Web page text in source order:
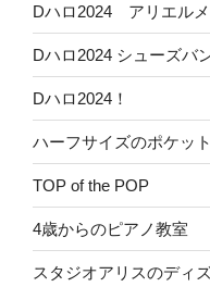
Dハロ2024 アリエル
Dハロ2024 シューズバ
Dハロ2024！
ハーフサイズのポケッ
TOP of the POP
4歳からのピアノ教室
スタジオアリスのディ